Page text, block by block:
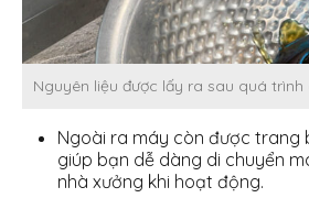
Nguyên liệu được lấy ra sau quá trình
Ngoài ra máy còn được trang
giúp bạn dễ dàng di chuyển
nhà xưởng khi hoạt động.